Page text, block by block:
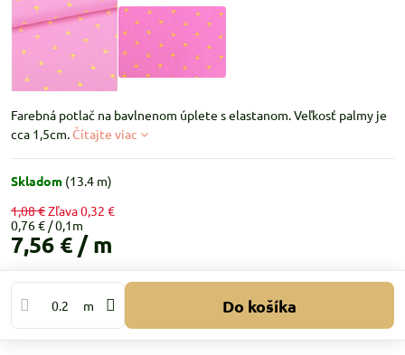
Farebná potlač na bavlnenom úplete s elastanom. Veľkosť palmy je
cca 1,5cm. Čítajte viac
Skladom (13.4 m)
1,08 €Zľava0,32 €
0,76 €
7,56 € / m
m Do košíka